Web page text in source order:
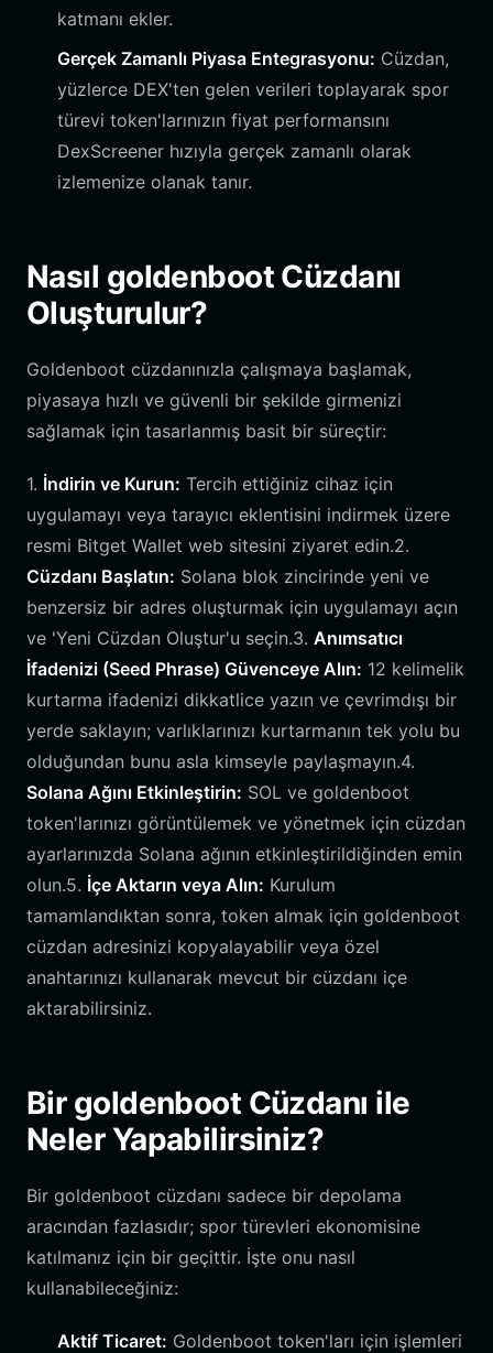
katmanı ekler.
Gerçek Zamanlı Piyasa Entegrasyonu: Cüzdan,
yüzlerce DEX'ten gelen verileri toplayarak spor
türevi token'larınızın fiyat performansını
DexScreener hızıyla gerçek zamanlı olarak
izlemenize olanak tanır.
Nasıl goldenboot Cüzdanı
Oluşturulur?
Goldenboot cüzdanınızla çalışmaya başlamak,
piyasaya hızlı ve güvenli bir şekilde girmenizi
sağlamak için tasarlanmış basit bir süreçtir:
1. İndirin ve Kurun: Tercih ettiğiniz cihaz için
uygulamayı veya tarayıcı eklentisini indirmek üzere
resmi Bitget Wallet web sitesini ziyaret edin.2.
Cüzdanı Başlatın: Solana blok zincirinde yeni ve
benzersiz bir adres oluşturmak için uygulamayı açın
ve 'Yeni Cüzdan Oluştur'u seçin.3. Anımsatıcı
İfadenizi (Seed Phrase) Güvenceye Alın: 12 kelimelik
kurtarma ifadenizi dikkatlice yazın ve çevrimdışı bir
yerde saklayın; varlıklarınızı kurtarmanın tek yolu bu
olduğundan bunu asla kimseyle paylaşmayın.4.
Solana Ağını Etkinleştirin: SOL ve goldenboot
token'larınızı görüntülemek ve yönetmek için cüzdan
ayarlarınızda Solana ağının etkinleştirildiğinden emin
olun.5. İçe Aktarın veya Alın: Kurulum
tamamlandıktan sonra, token almak için goldenboot
cüzdan adresinizi kopyalayabilir veya özel
anahtarınızı kullanarak mevcut bir cüzdanı içe
aktarabilirsiniz.
Bir goldenboot Cüzdanı ile
Neler Yapabilirsiniz?
Bir goldenboot cüzdanı sadece bir depolama
aracından fazlasıdır; spor türevleri ekonomisine
katılmanız için bir geçittir. İşte onu nasıl
kullanabileceğiniz:
Aktif Ticaret: Goldenboot token'ları için işlemleri